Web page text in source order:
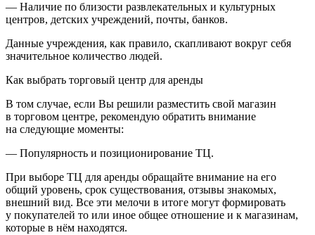
— Наличие по близости развлекательных и культурных
центров, детских учреждений, почты, банков.
Данные учреждения, как правило, скапливают вокруг себя
значительное количество людей.
Как выбрать торговый центр для аренды
В том случае, если Вы решили разместить свой магазин
в торговом центре, рекомендую обратить внимание
на следующие моменты:
— Популярность и позиционирование ТЦ.
При выборе ТЦ для аренды обращайте внимание на его
общий уровень, срок существования, отзывы знакомых,
внешний вид. Все эти мелочи в итоге могут формировать
у покупателей то или иное общее отношение и к магазинам,
которые в нём находятся.